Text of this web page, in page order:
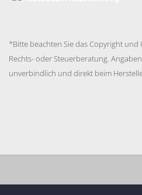
*Bitte beachten Sie das Copyright
Rechts- oder Steuerberatung.
unverbindlich und direkt beim